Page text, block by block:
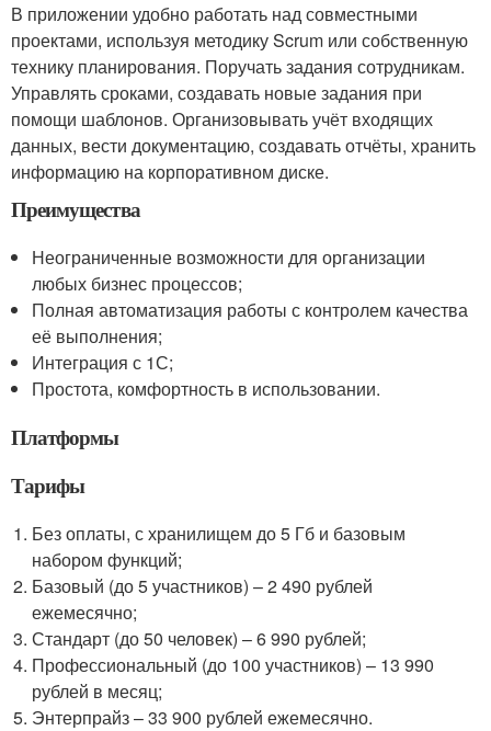
В приложении удобно работать над совместными
проектами, используя методику Scrum или собственную
технику планирования. Поручать задания сотрудникам.
Управлять сроками, создавать новые задания при
помощи шаблонов. Организовывать учёт входящих
данных, вести документацию, создавать отчёты, хранить
информацию на корпоративном диске.
Преимущества
Неограниченные возможности для организации
любых бизнес процессов;
Полная автоматизация работы с контролем качества
её выполнения;
Интеграция с 1С;
Простота, комфортность в использовании.
Платформы
Тарифы
Без оплаты, с хранилищем до 5 Гб и базовым
набором функций;
Базовый (до 5 участников) – 2 490 рублей
ежемесячно;
Стандарт (до 50 человек) – 6 990 рублей;
Профессиональный (до 100 участников) – 13 990
рублей в месяц;
Энтерпрайз – 33 900 рублей ежемесячно.